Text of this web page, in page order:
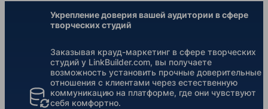
Укрепление доверия вашей аудитории в сфере
творческих студий
Заказывая крауд-маркетинг в сфере творческих
студий у LinkBuilder.com, вы получаете
возможность установить прочные доверительные
отношения с клиентами через естественную
коммуникацию на платформе, где они чувствуют
себя комфортно.